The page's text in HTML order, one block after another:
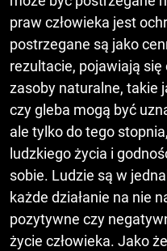
praw człowieka jest
postrzegane są jako
rezultacie, pojawiają
zasoby naturalne, takie
czy gleba mogą być
ale tylko do tego
ludzkiego życia i
sobie. Ludzie są w
każde działanie na nie
pozytywne czy
życie człowieka. Jako